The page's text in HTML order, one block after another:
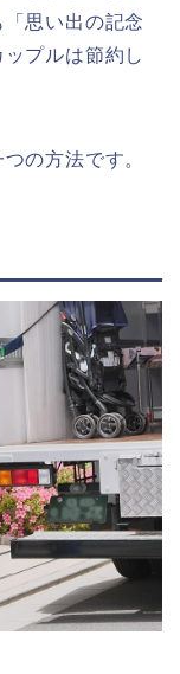
思い出の記念
プルは節約し
の方法です。